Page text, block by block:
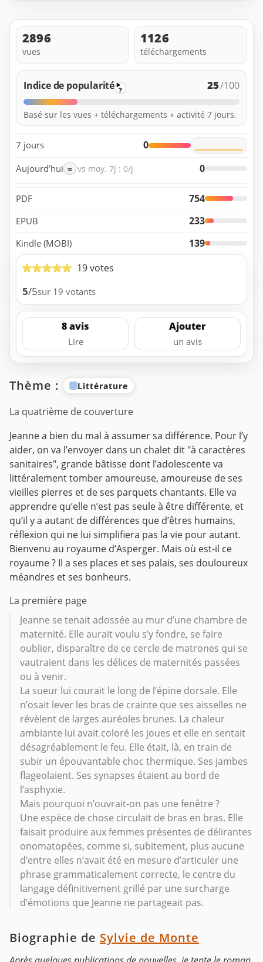
2896
vues
1126
téléchargements
Indice de popularité ? 25/100
Basé sur les vues + téléchargements + activité 7 jours.
7 jours 0
Aujourd’hui = vs moy. 7j : 0/j 0
PDF 754
EPUB 233
Kindle (MOBI)
139
19 votes
5/5sur 19 votants
8 avis
Lire
Ajouter
un avis
Thème : Littérature
La quatrième de couverture
Jeanne a bien du mal à assumer sa différence. Pour l’y
aider, on va l’envoyer dans un chalet dit "à caractères
sanitaires", grande bâtisse dont l’adolescente va
littéralement tomber amoureuse, amoureuse de ses
vieilles pierres et de ses parquets chantants. Elle va
apprendre qu’elle n’est pas seule à être différente, et
qu’il y a autant de différences que d’êtres humains,
réflexion qui ne lui simplifiera pas la vie pour autant.
Bienvenu au royaume d’Asperger. Mais où est-il ce
royaume ? Il a ses places et ses palais, ses douloureux
méandres et ses bonheurs.
La première page
Jeanne se tenait adossée au mur d’une chambre de
maternité. Elle aurait voulu s’y fondre, se faire
oublier, disparaître de ce cercle de matrones qui se
vautraient dans les délices de maternités passées
ou à venir.
La sueur lui courait le long de l’épine dorsale. Elle
n’osait lever les bras de crainte que ses aisselles ne
révèlent de larges auréoles brunes. La chaleur
ambiante lui avait coloré les joues et elle en sentait
désagréablement le feu. Elle était, là, en train de
subir un épouvantable choc thermique. Ses jambes
flageolaient. Ses synapses étaient au bord de
l’asphyxie.
Mais pourquoi n’ouvrait-on pas une fenêtre ?
Une espèce de chose circulait de bras en bras. Elle
faisait produire aux femmes présentes de délirantes
onomatopées, comme si, subitement, plus aucune
d’entre elles n’avait été en mesure d’articuler une
phrase grammaticalement correcte, le centre du
langage définitivement grillé par une surcharge
d’émotions que Jeanne ne partageait pas.
Biographie de Sylvie de Monte